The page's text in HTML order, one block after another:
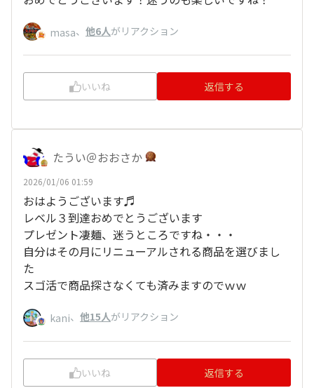
masa、 他6人がリアクション
いいね 返信する
たうい＠おおさか
2026/01/06 01:59
おはようございます♬
レベル３到達おめでとうございます
プレゼント凄麺、迷うところですね・・・
自分はその月にリニューアルされる商品を選びまし
た
スゴ活で商品探さなくても済みますのでｗｗ
kani、 他15人がリアクション
いいね 返信する